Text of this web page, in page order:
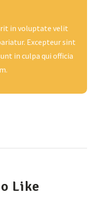
in voluptate velit
Excepteur sint
in culpa qui officia
Like